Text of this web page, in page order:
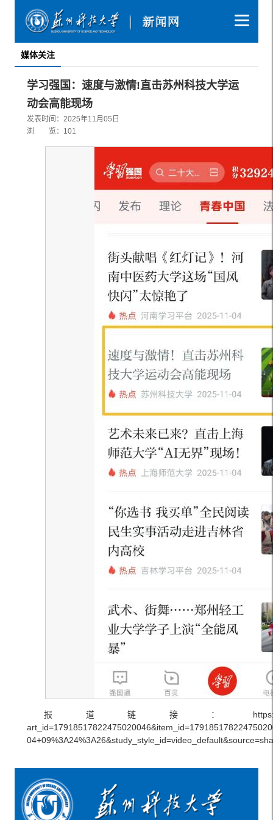
媒体关注
学习强国：速度与激情!直击苏州科技大学运
动会高能现场
发表时间：2025年11月05日
浏 览： 101
报道链接：https://